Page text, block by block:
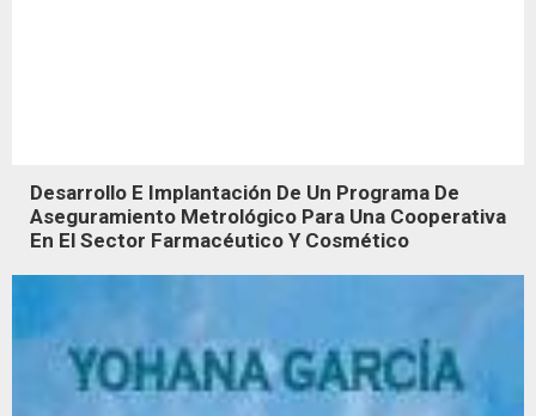
Desarrollo E Implantación De Un Programa De
Aseguramiento Metrológico Para Una Cooperativa
En El Sector Farmacéutico Y Cosmético